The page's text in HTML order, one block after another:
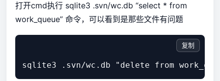
打开cmd执行 sqlite3 .svn/wc.db “select * from
work_queue” 命令，可以看到是那些文件有问题
复制